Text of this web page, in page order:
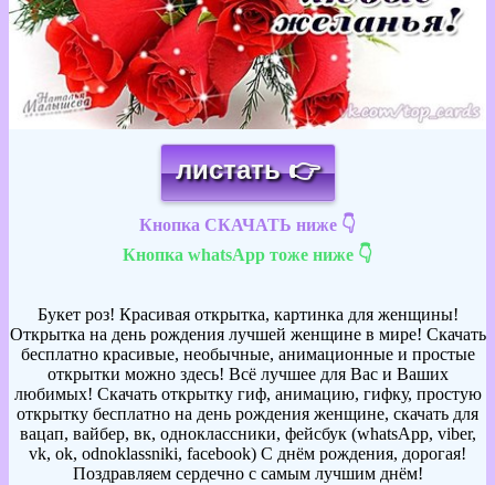
листать 👉
Кнопка СКАЧАТЬ ниже 👇
Кнопка whatsApp тоже ниже 👇
Букет роз! Красивая открытка, картинка для женщины!
Открытка на день рождения лучшей женщине в мире! Скачать
бесплатно красивые, необычные, анимационные и простые
открытки можно здесь! Всё лучшее для Вас и Ваших
любимых! Скачать открытку гиф, анимацию, гифку, простую
открытку бесплатно на день рождения женщине, скачать для
вацап, вайбер, вк, одноклассники, фейсбук (whatsApp, viber,
vk, ok, odnoklassniki, facebook) С днём рождения, дорогая!
Поздравляем сердечно с самым лучшим днём!